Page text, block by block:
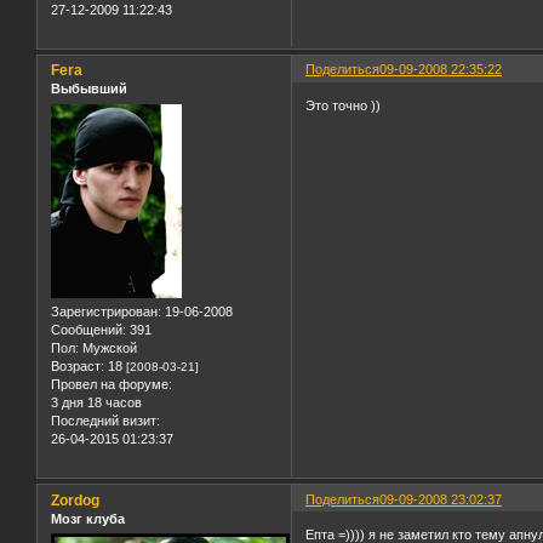
27-12-2009 11:22:43
Поделиться09-09-2008 22:35:22
Fera
Выбывший
Зарегистрирован: 19-06-2008
Сообщений: 391
Пол: Мужской
Возраст: 18 [2008-03-21]
Провел на форуме:
3 дня 18 часов
Последний визит:
26-04-2015 01:23:37
Это точно ))
Поделиться09-09-2008 23:02:37
Zordog
Мозг клуба
Епта =)))) я не заметил кто тему